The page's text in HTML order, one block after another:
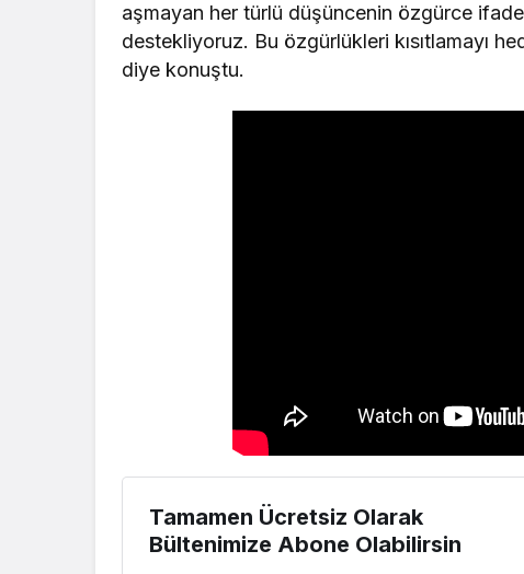
aşmayan her türlü düşüncenin özgürce
destekliyoruz. Bu özgürlükleri kısıtlamayı
diye konuştu.
Tamamen Ücretsiz Olarak
Bültenimize Abone Olabilirsin